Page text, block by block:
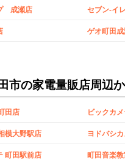
成瀬店 セブン‐イ
ゲオ町田
市の家電量販店周辺
田店
模大野駅店 ヨドバシ
町田駅前店